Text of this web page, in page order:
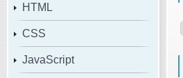
HTML
CSS
JavaScript